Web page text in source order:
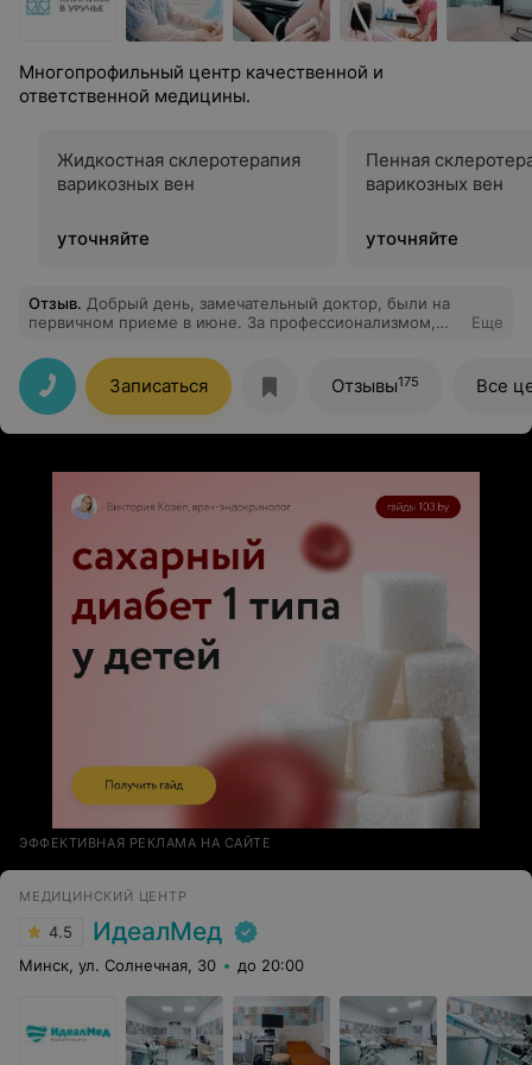
благодарность за ваш труд и терпение.
Многопрофильный центр качественной и
ответственной медицины.
Жидкостная склеротерапия
варикозных вен
уточняйте
Пенная
варикозных вен
уточняйте
Отзыв. Добрый день, замечательный доктор, были на
первичном приеме в июне. За профессионализмом,
подобранным лечением теперь только к Антонине
Андреевне.
Еще
Записаться Отзывы175 Все
ЭФФЕКТИВНАЯ РЕКЛАМА НА САЙТЕ
МЕДИЦИНСКИЙ ЦЕНТР
4.5 ИдеалМед
Минск, ул. Солнечная, 30 до 20:00